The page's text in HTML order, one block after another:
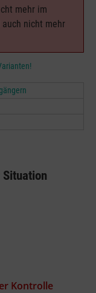
mehr im
nicht mehr
Kontrolle